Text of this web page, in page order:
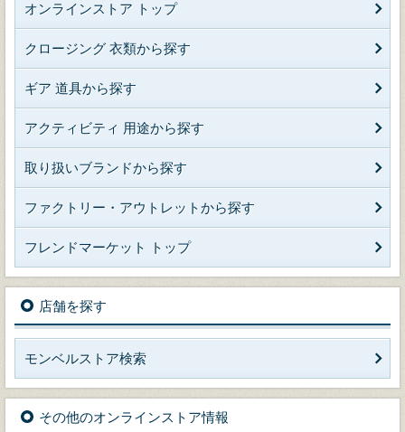
オンラインストア トップ
クロージング 衣類から探す
ギア 道具から探す
アクティビティ 用途から探す
取り扱いブランドから探す
ファクトリー・アウトレットから探す
フレンドマーケット トップ
店舗を探す
モンベルストア検索
その他のオンラインストア情報